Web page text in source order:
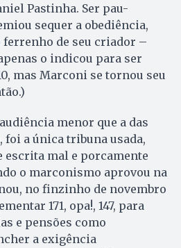
Pastinha. Ser pau-
sequer a obediência,
de seu criador –
o indicou para ser
mas Marconi se tornou seu
menor que a das
foi a única tribuna usada,
escrita mal e porcamente
o marconismo aprovou na
no finzinho de novembro
171, opa!, 147, para
e pensões como
a exigência